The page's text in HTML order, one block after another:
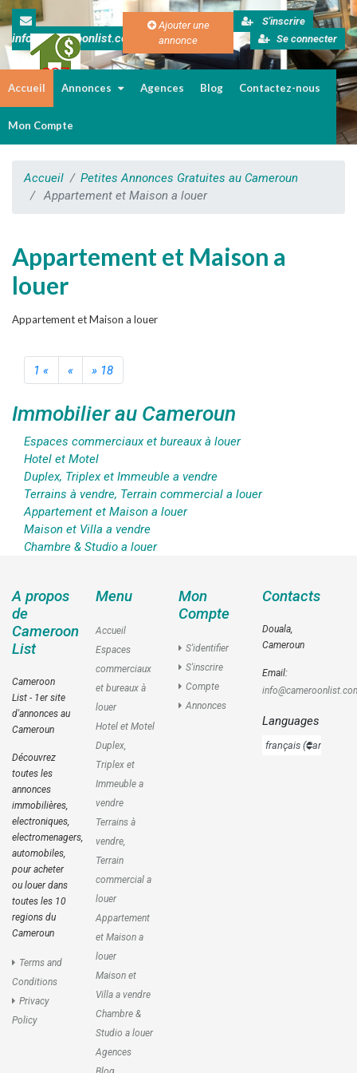
info@cameroonlist.com
Ajouter une
annonce
S'inscrire
Se connecter
Accueil Annonces Agences Blog Contactez-nous
Mon Compte
Accueil
Petites Annonces Gratuites au Cameroun
Appartement et Maison a louer
Appartement et Maison a
louer
Appartement et Maison a louer
1 « « » 18
Immobilier au Cameroun
Espaces commerciaux et bureaux à louer
Hotel et Motel
Duplex, Triplex et Immeuble a vendre
Terrains à vendre, Terrain commercial a louer
Appartement et Maison a louer
Maison et Villa a vendre
Chambre & Studio a louer
A propos
de
Cameroon
List
Cameroon
List - 1er site
d'annonces au
Cameroun
Découvrez
toutes les
annonces
immobilières,
electroniques,
electromenagers,
automobiles,
pour acheter
ou louer dans
toutes les 10
regions du
Cameroun
Terms and
Conditions
Privacy
Policy
Menu
Accueil
Espaces
commerciaux
et bureaux à
louer
Hotel et Motel
Duplex,
Triplex et
Immeuble a
vendre
Terrains à
vendre,
Terrain
commercial a
louer
Appartement
et Maison a
louer
Maison et
Villa a vendre
Chambre &
Studio a louer
Agences
Mon
Compte
S'identifier
S'inscrire
Compte
Annonces
Contacts
Douala,
Cameroun
Email:
Languages